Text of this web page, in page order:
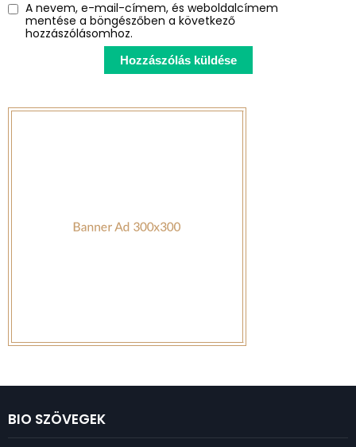
A nevem, e-mail-címem, és weboldalcímem
mentése a böngészőben a következő
hozzászólásomhoz.
BIO SZÖVEGEK